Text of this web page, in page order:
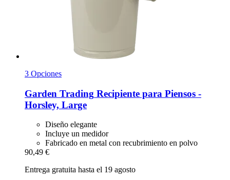
3 Opciones
Garden Trading Recipiente para Piensos -​
Horsley, Large
Diseño elegante
Incluye un medidor
Fabricado en metal con recubrimiento en polvo
90,49 €
Entrega gratuita hasta el 19 agosto